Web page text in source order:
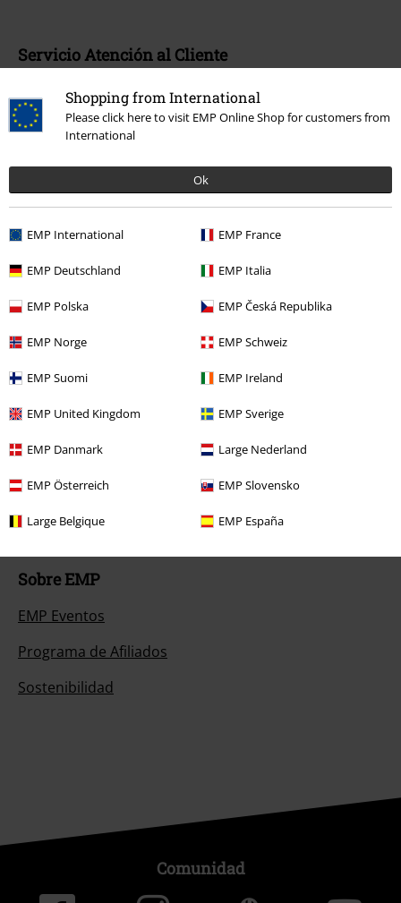
Shopping from International
Please click here to visit EMP Online Shop for customers from
International
Ok
EMP International EMP France
EMP Deutschland EMP Italia
EMP Polska EMP Česká Republika
EMP Norge EMP Schweiz
EMP Suomi EMP Ireland
EMP United Kingdom EMP Sverige
EMP Danmark Large Nederland
EMP Österreich EMP Slovensko
Large Belgique EMP España
Servicio Atención al Cliente
Ayuda (FAQ)
Política de Devolución
Devolver un artículo
Información de tallas generales
Cancelar mi membresía BSC
Métodos de pago
Descuentos para ti
Concursos
Cheques Regalo
Descuento para estudiantes
EMP Backstage Club
Sobre EMP
EMP Eventos
Programa de Afiliados
Sostenibilidad
Comunidad